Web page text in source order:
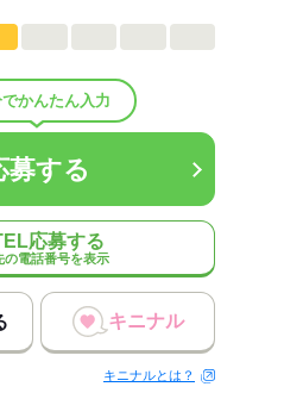
バー設置、ウェルカムランチ、納会
募する
かんたん入力
募する
応募する
の電話番号を表示
キニナル
キニナルとは？